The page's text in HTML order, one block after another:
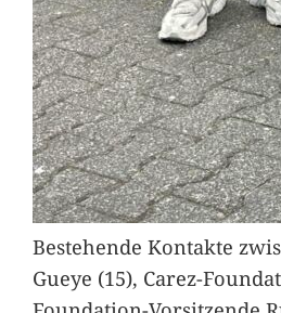
Bestehende Kontakte
Gueye (15), Carez-